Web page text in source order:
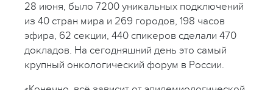
28 июня, было 7200 уникальных подключений
из 40 стран мира и 269 городов, 198 часов
эфира, 62 секции, 440 спикеров сделали 470
докладов. На сегодняшний день это самый
крупный онкологический форум в России.